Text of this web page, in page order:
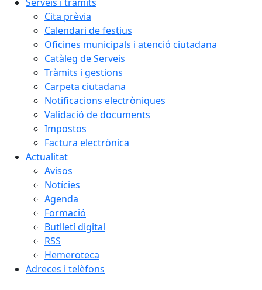
Cita prèvia
Calendari de festius
Oficines municipals i atenció ciutadana
Catàleg de Serveis
Tràmits i gestions
Carpeta ciutadana
Notificacions electròniques
Validació de documents
Impostos
Factura electrònica
Actualitat
Avisos
Notícies
Agenda
Formació
Butlletí digital
RSS
Hemeroteca
Adreces i telèfons